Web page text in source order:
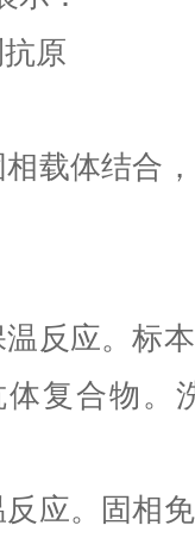
测抗原
载体结合
反应。标
复合物。
应。固相